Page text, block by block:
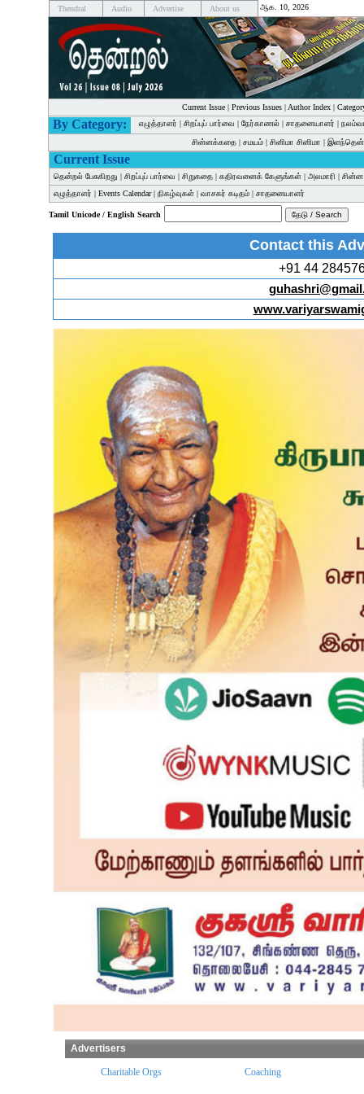
Thendral Audio Advertise About us ஆக. 10, 2026
Current Issue| Previous Issues| Author Index|
By Category: எழுத்தாளர் | சிறப்புப் பார்வை | நேர்காணல் | சாதனையாளர் |
சின்னக்கதை | சமயம் | சினிமா சினிமா |
Current Issue
தென்றல் பேசுகிறது | சிறப்புப் பார்வை | சிறுகதை | கதிரவனைக் கேளுங்கள் | அலமாரி |
எழுத்தாளர் | Events Calendar| நிகழ்வுகள் | வாசகர் கடிதம் | சாதனையாளர்
Tamil Unicode / English Search
Contact this
+91 44
Advertisers
Charitable Orgs Coaching